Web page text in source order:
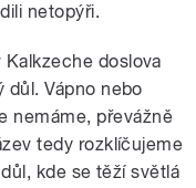
netopýři.
doslova
důl. Vápno nebo
nemáme, převážně
tedy rozklíčujeme
kde se těží světlá